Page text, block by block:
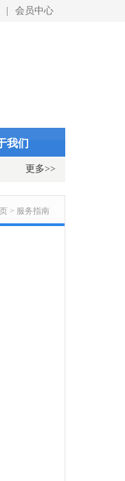
会员中心
我们
更多>>
中国重燃公司开展国产重型
> 服务指南